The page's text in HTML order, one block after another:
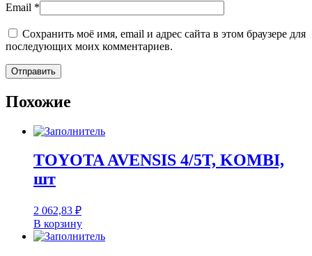
Email *
Сохранить моё имя, email и адрес сайта в этом браузере для
последующих моих комментариев.
Похожие
TOYOTA AVENSIS 4/5T, KOMBI,
шт
2 062,83 ₽
В корзину